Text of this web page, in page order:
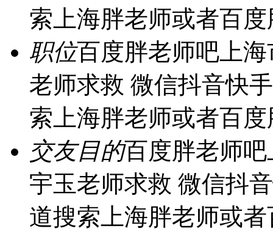
索上海胖老师或者百
职位百度胖老师吧上
老师求救 微信抖音快
索上海胖老师或者百
交友目的百度胖老师
宇玉老师求救 微信抖
道搜索上海胖老师或